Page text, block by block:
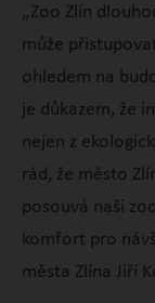
„Zoo Zlín
může
ohledem na
je důkazem, že
nejen z
rád, že město
posouvá naši
komfort pro
města Zlína Jiří